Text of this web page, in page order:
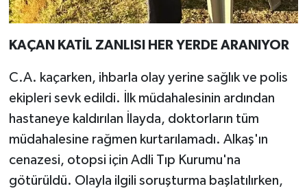
KAÇAN KATİL ZANLISI HER YERDE ARANIYOR
C.A. kaçarken, ihbarla olay yerine sağlık ve polis
ekipleri sevk edildi. İlk müdahalesinin ardından
hastaneye kaldırılan İlayda, doktorların tüm
müdahalesine rağmen kurtarılamadı. Alkaş'ın
cenazesi, otopsi için Adli Tıp Kurumu'na
götürüldü. Olayla ilgili soruşturma başlatılırken,